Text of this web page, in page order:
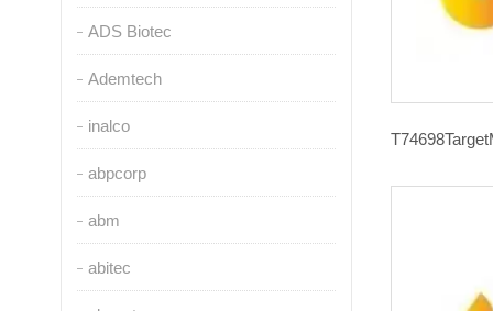
ADS Biotec
Ademtech
inalco
abpcorp
abm
abitec